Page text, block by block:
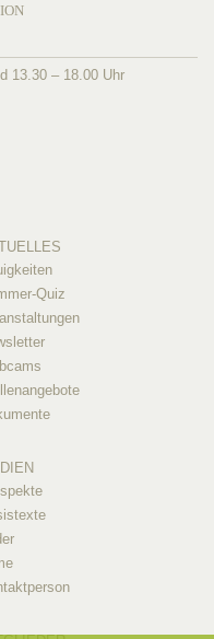
13.30 – 18.00 Uhr
Quiz